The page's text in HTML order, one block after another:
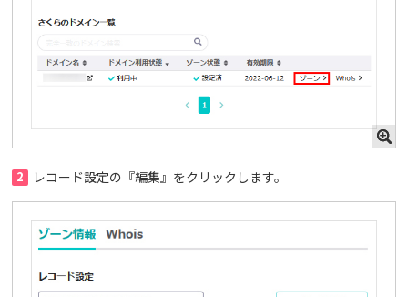
2 レコード設定の『編集』をクリックします。